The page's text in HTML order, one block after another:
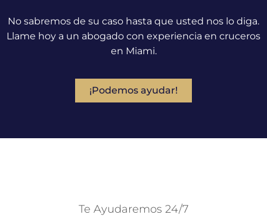
No sabremos de su caso hasta que usted nos lo diga.
Llame hoy a un abogado con experiencia en cruceros
en Miami.
¡Podemos ayudar!
Te Ayudaremos 24/7